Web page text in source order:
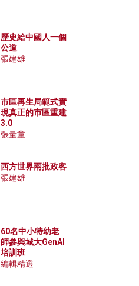
歷史給中國人一個
公道
張建雄
市區再生局範式實
現真正的市區重建
3.0
張量童
西方世界兩批政客
張建雄
60名中小特幼老
師參與城大GenAI
培訓班
編輯精選